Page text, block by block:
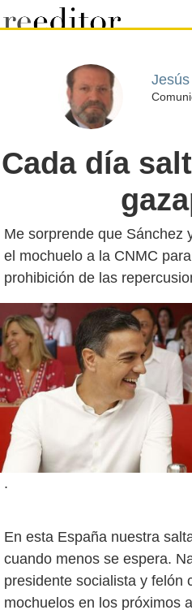
Cada día
Me sorprende que Sánchez
el mochuelo a la CNMC
.
En esta España nuestra
cuando menos se espera.
presidente socialista y felón
mochuelos en los próximos